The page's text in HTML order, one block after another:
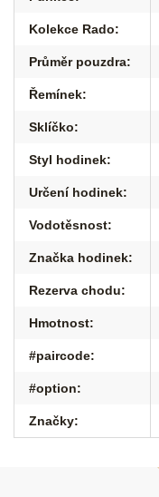
Kolekce Rado:
Průměr pouzdra:
Řemínek:
Sklíčko:
Styl hodinek:
Určení hodinek:
Vodotěsnost:
Značka hodinek:
Rezerva chodu:
Hmotnost:
#paircode:
#option:
Značky: